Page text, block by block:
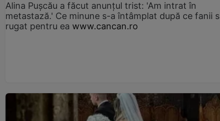
Alina Pușcău a făcut anunțul trist: 'Am intrat în
metastază.' Ce minune s-a întâmplat după ce fanii
rugat pentru ea www.cancan.ro